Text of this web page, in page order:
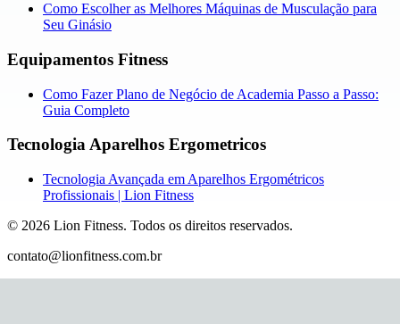
Como Escolher as Melhores Máquinas de Musculação para
Seu Ginásio
Equipamentos Fitness
Como Fazer Plano de Negócio de Academia Passo a Passo:
Guia Completo
Tecnologia Aparelhos Ergometricos
Tecnologia Avançada em Aparelhos Ergométricos
Profissionais | Lion Fitness
© 2026 Lion Fitness. Todos os direitos reservados.
contato@lionfitness.com.br